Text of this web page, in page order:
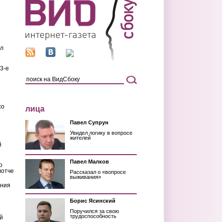
е
лица
Павел Супрун
Увидел логику в вопросе
жителей
Павел Малков
Рассказал о «вопросе
выживания»
Борис Ясинский
Поручился за свою
трудоспособность